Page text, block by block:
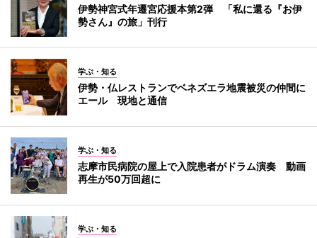
伊勢神宮式年遷宮応援本第2弾 「私に還る『お伊
勢さん』の旅」刊行
学ぶ・知る
伊勢・仏レストランでベネズエラ地震被災の仲間に
エール 現地と通信
学ぶ・知る
志摩市民病院の屋上で入院患者がドラム演奏 動画
再生が50万回超に
学ぶ・知る